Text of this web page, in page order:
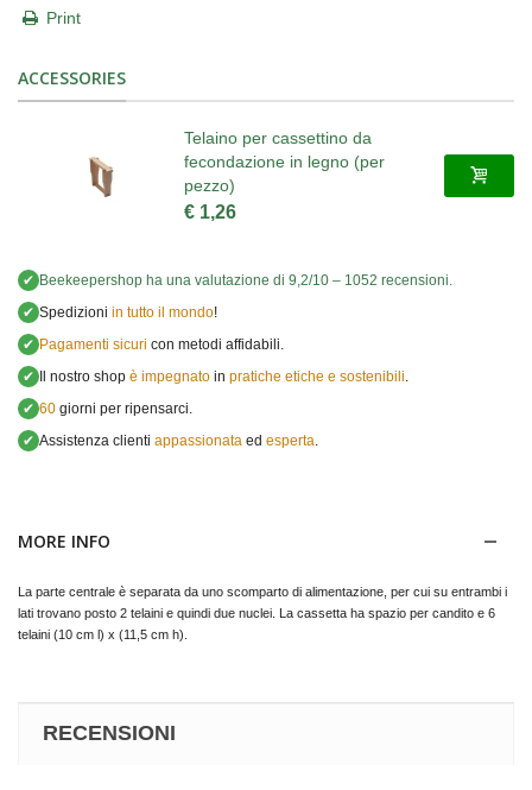
Print
ACCESSORIES
Telaino per cassettino da
fecondazione in legno (per
pezzo)
€ 1,26
✔ Beekeepershop ha una valutazione di 9,2/10 – 1052 recensioni.
✔ Spedizioni in tutto il mondo!
✔ Pagamenti sicuri con metodi affidabili.
✔
Il nostro shop è impegnato in pratiche etiche e sostenibili.
✔ 60 giorni per ripensarci.
✔ Assistenza clienti appassionata ed esperta.
MORE INFO
La parte centrale è separata da uno scomparto di alimentazione, per cui su entrambi i
lati trovano posto 2 telaini e quindi due nuclei. La cassetta ha spazio per candito e 6
telaini (10 cm l) x (11,5 cm h).
RECENSIONI